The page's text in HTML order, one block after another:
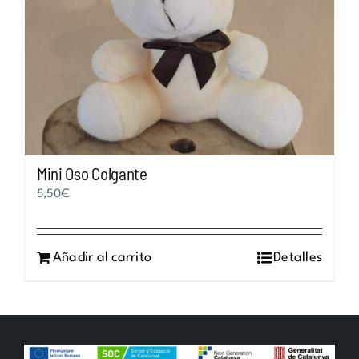
Mini Oso Colgante
5,50€
Añadir al carrito Detalles